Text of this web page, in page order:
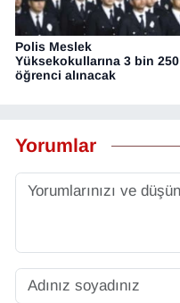
Polis Meslek
Yüksekokullarına 3 bin 250
öğrenci alınacak
Yorumlar